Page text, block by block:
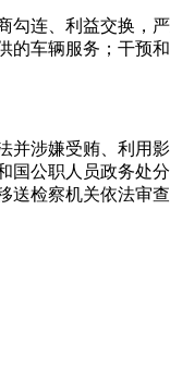
连、利益交换
车辆服务；干
涉嫌受贿、利
公职人员政务
检察机关依法审